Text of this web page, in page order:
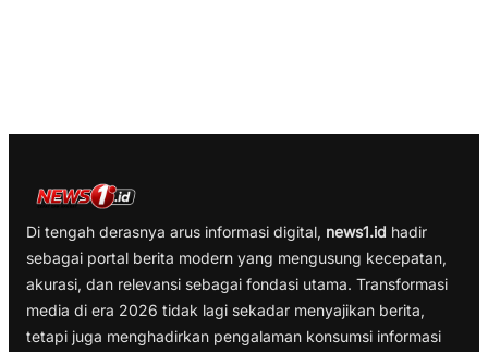
Di tengah derasnya arus informasi digital, news1.id hadir
sebagai portal berita modern yang mengusung kecepatan,
akurasi, dan relevansi sebagai fondasi utama. Transformasi
media di era 2026 tidak lagi sekadar menyajikan berita,
tetapi juga menghadirkan pengalaman konsumsi informasi